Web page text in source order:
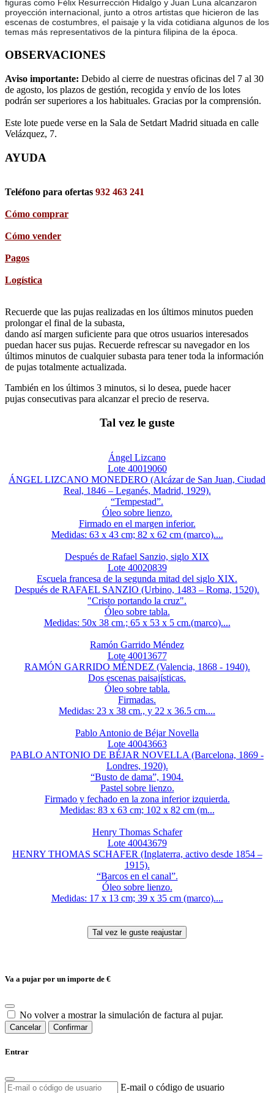
figuras como Félix Resurrección Hidalgo y Juan Luna alcanzaron
proyección internacional, junto a otros artistas que hicieron de las
escenas de costumbres, el paisaje y la vida cotidiana algunos de los
temas más representativos de la pintura filipina de la época.
OBSERVACIONES
Aviso importante: Debido al cierre de nuestras oficinas del 7 al 30
de agosto, los plazos de gestión, recogida y envío de los lotes
podrán ser superiores a los habituales. Gracias por la comprensión.
Este lote puede verse en la Sala de Setdart Madrid situada en calle
Velázquez, 7.
AYUDA
Teléfono para ofertas 932 463 241
Cómo comprar
Cómo vender
Pagos
Logística
Recuerde que las pujas realizadas en los últimos minutos pueden
prolongar el final de la subasta,
dando así margen suficiente para que otros usuarios interesados
puedan hacer sus pujas. Recuerde refrescar su navegador en los
últimos minutos de cualquier subasta para tener toda la información
de pujas totalmente actualizada.
También en los últimos 3 minutos, si lo desea, puede hacer
pujas consecutivas para alcanzar el precio de reserva.
Tal vez le guste
Ángel Lizcano
Lote 40019060
ÁNGEL LIZCANO MONEDERO (Alcázar de San Juan, Ciudad
Real, 1846 – Leganés, Madrid, 1929).
“Tempestad”.
Óleo sobre lienzo.
Firmado en el margen inferior.
Medidas: 63 x 43 cm; 82 x 62 cm (marco)....
Después de Rafael Sanzio, siglo XIX
Lote 40020839
Escuela francesa de la segunda mitad del siglo XIX.
Después de RAFAEL SANZIO (Urbino, 1483 – Roma, 1520).
"Cristo portando la cruz".
Óleo sobre tabla.
Medidas: 50x 38 cm.; 65 x 53 x 5 cm.(marco)....
Ramón Garrido Méndez
Lote 40013677
RAMÓN GARRIDO MÉNDEZ (Valencia, 1868 - 1940).
Dos escenas paisajísticas.
Óleo sobre tabla.
Firmadas.
Medidas: 23 x 38 cm., y 22 x 36.5 cm....
Pablo Antonio de Béjar Novella
Lote 40043663
PABLO ANTONIO DE BÉJAR NOVELLA (Barcelona, 1869 -
Londres, 1920).
“Busto de dama”, 1904.
Pastel sobre lienzo.
Firmado y fechado en la zona inferior izquierda.
Medidas: 83 x 63 cm; 102 x 82 cm (m...
Henry Thomas Schafer
Lote 40043679
HENRY THOMAS SCHAFER (Inglaterra, activo desde 1854 –
1915).
“Barcos en el canal”.
Óleo sobre lienzo.
Medidas: 17 x 13 cm; 39 x 35 cm (marco)....
Va a pujar por un importe de €
No volver a mostrar la simulación de factura al pujar.
Cancelar Confirmar
Entrar
E-mail o código de usuario